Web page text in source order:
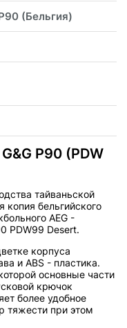
(Бельгия)
P90 (PDW
тайваньской
копия бельгийского
AEG -
PDW99 Desert.
корпуса
и ABS - пластика.
основные части
крючок
более удобное
тяжести при этом